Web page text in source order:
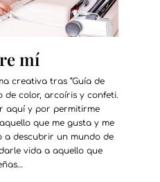
mí
creativa tras “Guía de
de color, arcoíris y confeti.
aquí y por permitirme
que me gusta y me
a descubrir un mundo de
vida a aquello que